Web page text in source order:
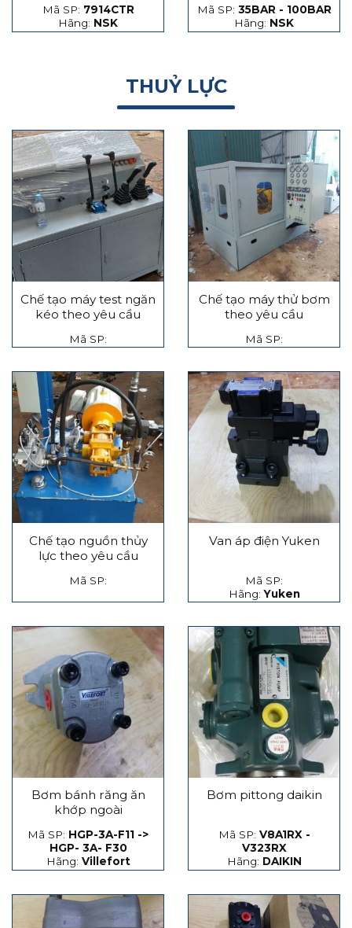
Mã SP: 7914CTR
Hãng: NSK
hạt thép và hạt gốm
Mã SP: 35BAR - 100BAR
Hãng: NSK
THUỶ LỰC
Chế tạo máy test ngăn
kéo theo yêu cầu
Mã SP:
Chế tạo máy thử bơm
theo yêu cầu
Mã SP:
Chế tạo nguồn thủy
lực theo yêu cầu
Mã SP:
Van áp điện Yuken
Mã SP:
Hãng:Yuken
Bơm bánh răng ăn
khớp ngoài
Mã SP: HGP-3A-F11 ->
HGP- 3A- F30
Hãng: Villefort
Bơm pittong daikin
Mã SP: V8A1RX -
V323RX
Hãng: DAIKIN